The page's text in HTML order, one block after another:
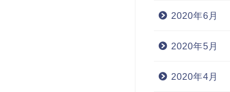
2020年6月
2020年5月
2020年4月